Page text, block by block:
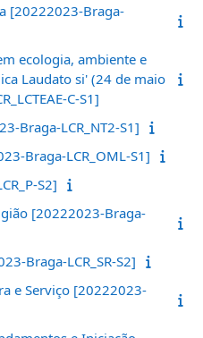
[20222023-Braga-
ecologia, ambiente e
Laudato si' (24 de maio
C-S1]
Braga-LCR_NT2-S1]
Braga-LCR_OML-S1]
S2]
[20222023-Braga-
Braga-LCR_SR-S2]
e Serviço [20222023-